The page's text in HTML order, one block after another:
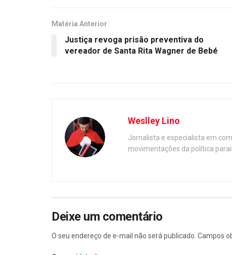
Matéria Anterior
Justiça revoga prisão preventiva do
vereador de Santa Rita Wagner de Bebé
Weslley Lino
Jornalista e especialista em
movimentações da política
Deixe um comentário
O seu endereço de e-mail não será publicado. Campos